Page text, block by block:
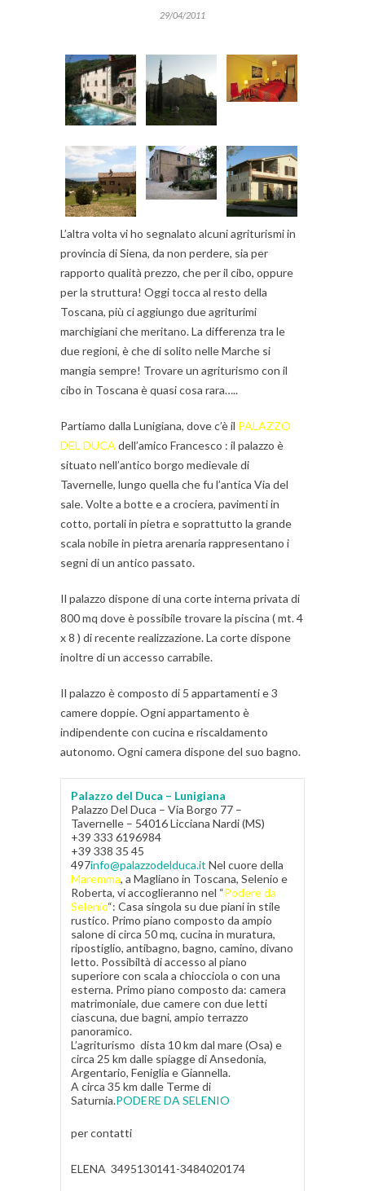
29/04/2011
L’altra volta vi ho segnalato alcuni agriturismi in
provincia di Siena, da non perdere, sia per
rapporto qualità prezzo, che per il cibo, oppure
per la struttura! Oggi tocca al resto della
Toscana, più ci aggiungo due agriturimi
marchigiani che meritano. La differenza tra le
due regioni, è che di solito nelle Marche si
mangia sempre! Trovare un agriturismo con il
cibo in Toscana è quasi cosa rara…..
Partiamo dalla Lunigiana, dove c’è il PALAZZO
DEL DUCA dell’amico Francesco : il palazzo è
situato nell’antico borgo medievale di
Tavernelle, lungo quella che fu l’antica Via del
sale. Volte a botte e a crociera, pavimenti in
cotto, portali in pietra e soprattutto la grande
scala nobile in pietra arenaria rappresentano i
segni di un antico passato.
Il palazzo dispone di una corte interna privata di
800 mq dove è possibile trovare la piscina ( mt. 4
x 8 ) di recente realizzazione. La corte dispone
inoltre di un accesso carrabile.
Il palazzo è composto di 5 appartamenti e 3
camere doppie. Ogni appartamento è
indipendente con cucina e riscaldamento
autonomo. Ogni camera dispone del suo bagno.
Palazzo del Duca – Lunigiana
Palazzo Del Duca – Via Borgo 77 –
Tavernelle – 54016 Licciana Nardi (MS)
+39 333 6196984
+39 338 35 45
497info@palazzodelduca.it Nel cuore della
Maremma, a Magliano in Toscana, Selenio e
Roberta, vi accoglieranno nel “Podere da
Selenio“: Casa singola su due piani in stile
rustico. Primo piano composto da ampio
salone di circa 50 mq, cucina in muratura,
ripostiglio, antibagno, bagno, camino, divano
letto. Possibiltà di accesso al piano
superiore con scala a chiocciola o con una
esterna. Primo piano composto da: camera
matrimoniale, due camere con due letti
ciascuna, due bagni, ampio terrazzo
panoramico.
L’agriturismo dista 10 km dal mare (Osa) e
circa 25 km dalle spiagge di Ansedonia,
Argentario, Feniglia e Giannella.
A circa 35 km dalle Terme di
Saturnia.PODERE DA SELENIO
per contatti
ELENA 3495130141-3484020174